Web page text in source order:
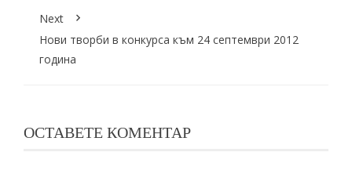
Next
Нови творби в конкурса към 24 септември 2012
година
ОСТАВЕТЕ КОМЕНТАР